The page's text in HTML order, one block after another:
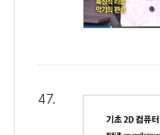
47.